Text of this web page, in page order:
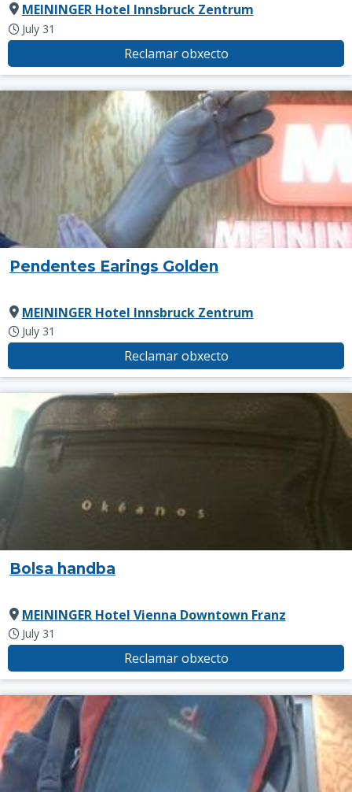
MEININGER Hotel Innsbruck Zentrum
July 31
Reclamar obxecto
Pendentes Earings Golden
MEININGER Hotel Innsbruck Zentrum
July 31
Reclamar obxecto
Bolsa handba
MEININGER Hotel Vienna Downtown Franz
July 31
Reclamar obxecto